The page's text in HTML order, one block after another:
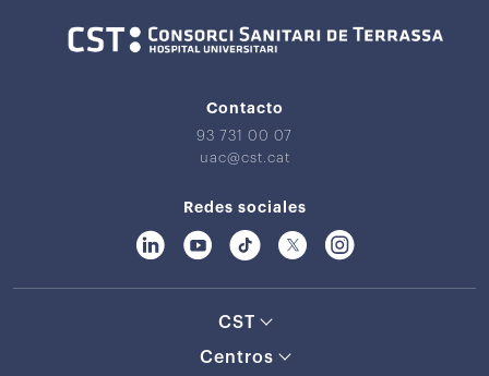
Contacto
93 731 00 07
uac@cst.cat
Redes sociales
CST
Centros